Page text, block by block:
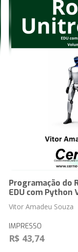
Programação do
EDU com Python
Vitor Amadeu Souza
IMPRESSO
R$ 43,74